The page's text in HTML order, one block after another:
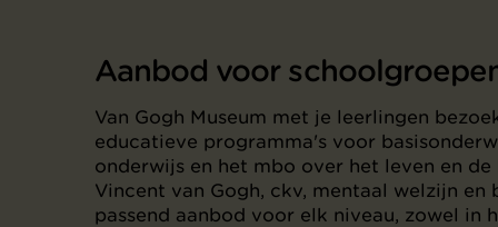
Aanbod voor
Van Gogh Museum met je leerlingen
educatieve programma's voor
onderwijs en het mbo over het leven en de
Vincent van Gogh, ckv, mentaal welzijn en
passend aanbod voor elk niveau, zowel in